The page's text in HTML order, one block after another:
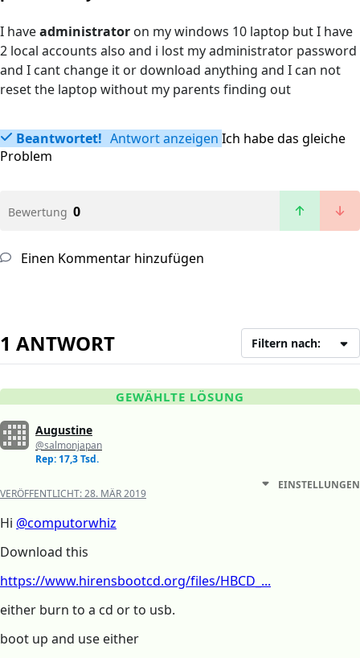
I haveadministrator on my windows 10 laptop but I have
2 local accounts also and i lost my administrator password
and I cant change it or download anything and I can not
reset the laptop without my parents finding out
Beantwortet! Antwort anzeigen Ich habe das gleiche
Problem
Bewertung 0
Einen Kommentar hinzufügen
1 ANTWORT Filtern nach:
GEWÄHLTE LÖSUNG
Augustine
@salmonjapan
Rep: 17,3 Tsd.
VERÖFFENTLICHT:28. MÄR 2019
EINSTELLUNGEN
Hi @computorwhiz
Download this
https://www.hirensbootcd.org/files/HBCD_...
either burn to a cd or to usb.
boot up and use either